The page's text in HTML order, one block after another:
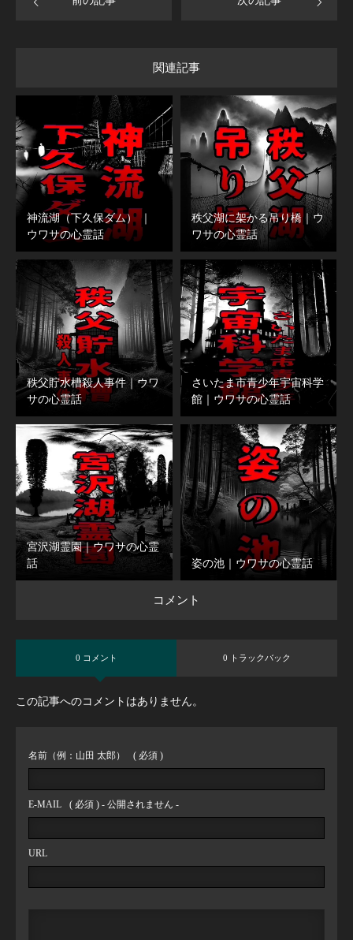
関連記事
神流湖（下久保ダム） ｜
ウワサの心霊話
秩父湖に架かる吊り橋｜ウ
ワサの心霊話
秩父貯水槽殺人事件｜ウワ
サの心霊話
さいたま市青少年宇宙科学
館｜ウワサの心霊話
宮沢湖霊園｜ウワサの心霊
話
姿の池｜ウワサの心霊話
コメント
0 コメント 0 トラックバック
この記事へのコメントはありません。
名前（例：山田 太郎） ( 必須 )
E-MAIL ( 必須 ) - 公開されません -
URL